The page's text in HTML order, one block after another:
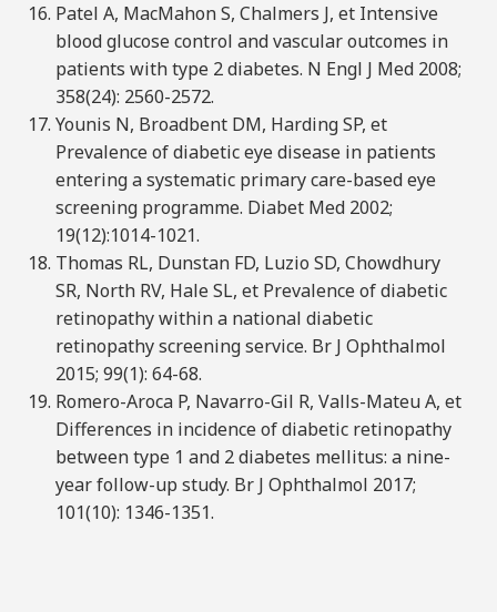
Patel A, MacMahon S, Chalmers J, et Intensive
blood glucose control and vascular outcomes in
patients with type 2 diabetes. N Engl J Med 2008;
358(24): 2560-2572.
Younis N, Broadbent DM, Harding SP, et
Prevalence of diabetic eye disease in patients
entering a systematic primary care-based eye
screening programme. Diabet Med 2002;
19(12):1014-1021.
Thomas RL, Dunstan FD, Luzio SD, Chowdhury
SR, North RV, Hale SL, et Prevalence of diabetic
retinopathy within a national diabetic
retinopathy screening service. Br J Ophthalmol
2015; 99(1): 64-68.
Romero-Aroca P, Navarro-Gil R, Valls-Mateu A, et
Differences in incidence of diabetic retinopathy
between type 1 and 2 diabetes mellitus: a nine-
year follow-up study. Br J Ophthalmol 2017;
101(10): 1346-1351.